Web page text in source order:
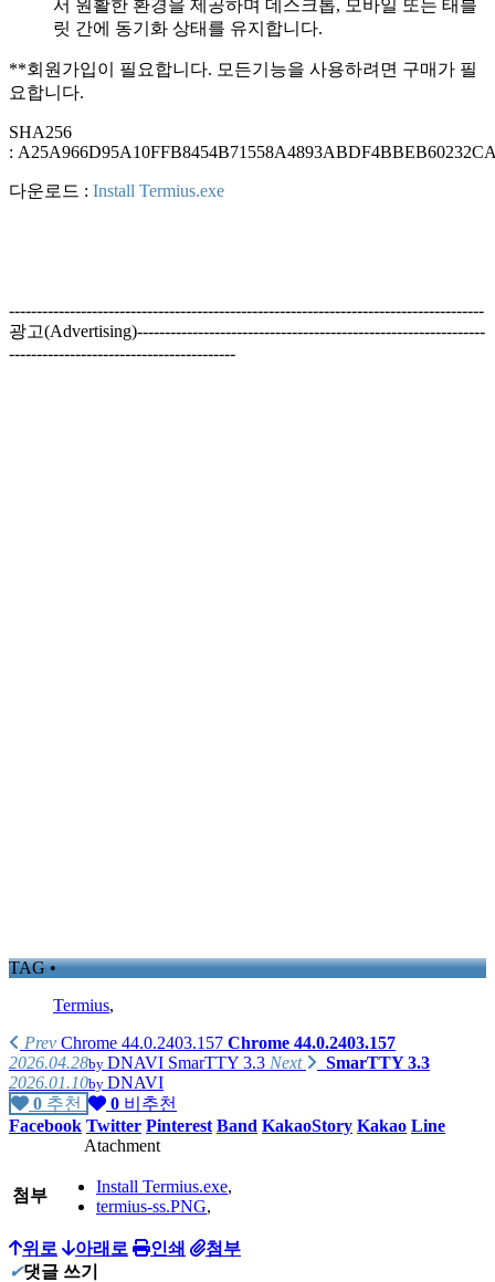
서 원활한 환경을 제공하며 데스크톱, 모바일 또는 태블
릿 간에 동기화 상태를 유지합니다.
**회원가입이 필요합니다. 모든기능을 사용하려면 구매가 필
요합니다.
SHA256
:
다운로드 : Install Termius.exe
--------------------------------------------------------------------------------------
광고(Advertising)---------------------------------------------------------------
-----------------------------------------
TAG •
Termius,
Prev Chrome 44.0.2403.157 Chrome 44.0.2403.157
2026.04.28by DNAVI SmarTTY 3.3 Next
SmarTTY 3.3
2026.01.10by DNAVI
0 추천 0 비추천
Facebook Twitter Pinterest Band KakaoStory Kakao Line
Atachment
첨부 Install Termius.exe,
termius-ss.PNG,
위로 아래로 인쇄
첨부
✔댓글 쓰기